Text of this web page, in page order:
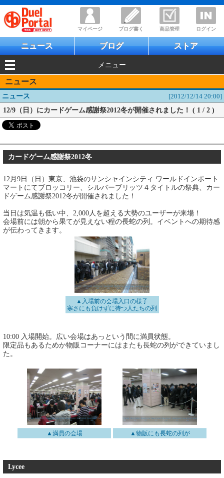
マイページ ブログ書く 商品管理 ログイン
ニュース ブログ ストア
メニュー
ニュース
ニュース
[2012/12/14 20:00]
12/9（日）にカードゲーム感謝祭2012冬が開催されました！ ( 1 / 2 )
カードゲーム感謝祭2012冬
12月9日（日）東京、池袋のサンシャインシティ ワールドインポート
マートにてブロッコリー、シルバーブリッツ４タイトルの祭典、カー
ドゲーム感謝祭2012冬が開催されました！
当日は気温も低い中、2,000人を超える大勢のユーザーが来場！
会場前には朝から果てが見えない程の長蛇の列。イベントへの期待感
が伝わってきます。
▲入場前の会場入口の様子
寒さにも負けずに待つ人たちの列
10:00 入場開始。広い会場はあっという間に満員状態。
限定品もあるためか物販コーナーにはまたも長蛇の列ができていまし
た。
▲満員の会場 ▲物販にも長蛇の列が
Lycee